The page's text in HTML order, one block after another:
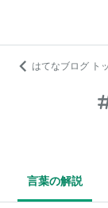
はてなブログ ト
言葉の解説